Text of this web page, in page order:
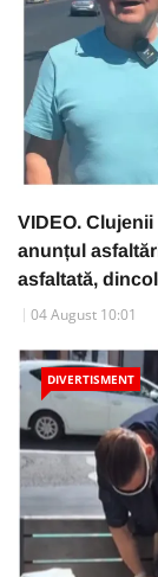
VIDEO.
anunțul
asfaltată,
04 August 10:01
DIVERTISMENT